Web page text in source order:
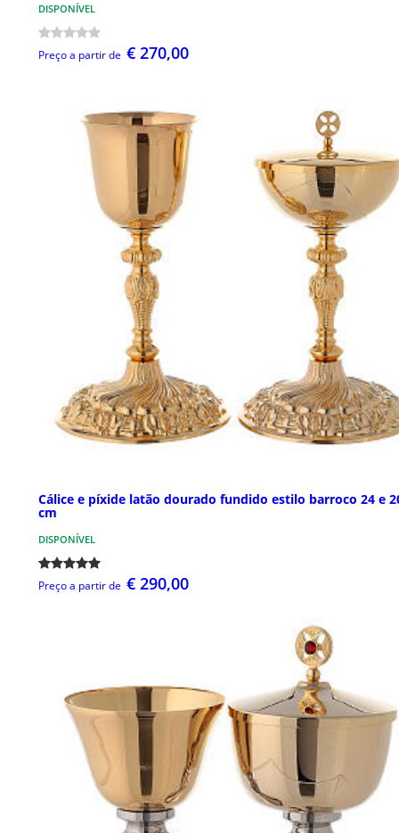
DISPONÍVEL
Preço a partir de € 270,00
Cálice e píxide latão dourado fundido estilo barroco 24 e
cm
DISPONÍVEL
Preço a partir de € 290,00